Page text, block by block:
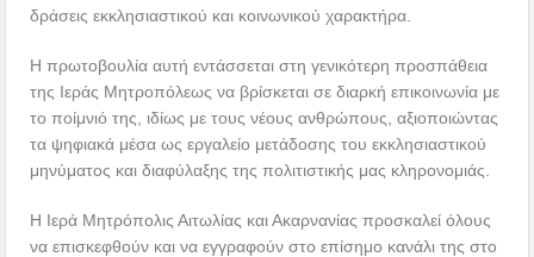
δράσεις εκκλησιαστικού και κοινωνικού χαρακτήρα.
Η πρωτοβουλία αυτή εντάσσεται στη γενικότερη προσπάθεια
της Ιεράς Μητροπόλεως να βρίσκεται σε διαρκή επικοινωνία με
το ποίμνιό της, ιδίως με τους νέους ανθρώπους, αξιοποιώντας
τα ψηφιακά μέσα ως εργαλείο μετάδοσης του εκκλησιαστικού
μηνύματος και διαφύλαξης της πολιτιστικής μας κληρονομιάς.
Η Ιερά Μητρόπολις Αιτωλίας και Ακαρνανίας προσκαλεί όλους
να επισκεφθούν και να εγγραφούν στο επίσημο κανάλι της στο